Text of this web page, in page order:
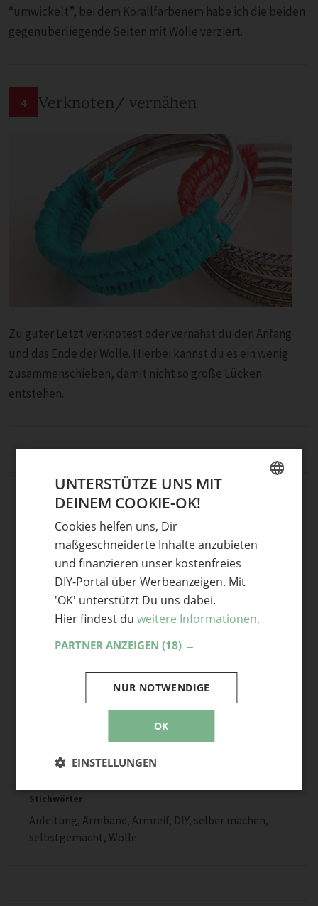
“umwickelt”, bei dem Korallfarbenem habe ich die beiden
gegenüberliegende Seiten mit Wolle verziert.
4 Verknoten/ vernähen
Zu guter Letzt verknotest oder vernähst du den Anfang
und das Ende der Wolle. Hierbei kannst du es ein wenig
zusammenschieben, damit nicht so große Lücken
entstehen.
Projektübersicht
FÄHIGKEITEN Einfach
eine Stunde
KOSTEN
Projekt starten
Stichwörter
Anleitung, Armband, Armreif, DIY, selber machen,
selbstgemacht, Wolle
UNTERSTÜTZE UNS MIT
DEINEM COOKIE-OK!
Cookies helfen uns, Dir
maßgeschneiderte Inhalte anzubieten
und finanzieren unser kostenfreies
DIY-Portal über Werbeanzeigen. Mit
'OK' unterstützt Du uns dabei.
Hier findest du weitere Informationen.
PARTNER ANZEIGEN (18) →
OK
NUR NOTWENDIGE
EINSTELLUNGEN